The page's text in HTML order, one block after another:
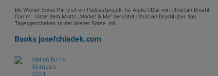
Die Wiener Börse Party ist ein Podcastprojekt für Audio-CD.at von Christian Drastil
Comm.. Unter dem Motto „Market & Me“ berichtet Christian Drastil über das
Tagesgeschehen an der Wiener Börse. Inh...
Books josefchladek.com
Mellen Burns
Skimpies
2024